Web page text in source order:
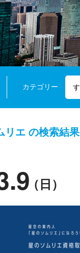
カテゴリー
リエ の検索結果
（日）